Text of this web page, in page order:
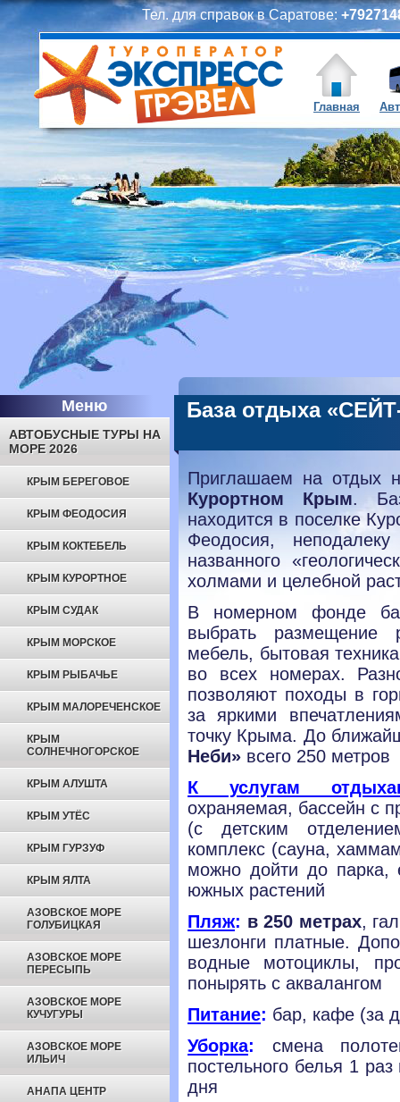
Тел. для справок в Саратове:
Главная
Меню
АВТОБУСНЫЕ ТУРЫ НА
МОРЕ 2026
КРЫМ БЕРЕГОВОЕ
КРЫМ ФЕОДОСИЯ
КРЫМ КОКТЕБЕЛЬ
КРЫМ КУРОРТНОЕ
КРЫМ СУДАК
КРЫМ МОРСКОЕ
КРЫМ РЫБАЧЬЕ
КРЫМ МАЛОРЕЧЕНСКОЕ
КРЫМ
СОЛНЕЧНОГОРСКОЕ
КРЫМ АЛУШТА
КРЫМ УТЁС
КРЫМ ГУРЗУФ
КРЫМ ЯЛТА
АЗОВСКОЕ МОРЕ
ГОЛУБИЦКАЯ
АЗОВСКОЕ МОРЕ
ПЕРЕСЫПЬ
АЗОВСКОЕ МОРЕ
КУЧУГУРЫ
АЗОВСКОЕ МОРЕ
ИЛЬИЧ
АНАПА ЦЕНТР
База отдыха
Приглашаем на отдых
Курортном Крым.
находится в поселке
Феодосия,
названного
холмами и целебной
В номерном фонде
выбрать размещение
мебель, бытовая
во всех номерах.
позволяют походы в
за яркими
точку Крыма. До
Неби» всего 250 метров
К услугам
охраняемая, бассейн с
(с детским
комплекс (сауна,
можно дойти до парка,
южных растений
Пляж: в 250 метрах,
шезлонги платные.
водные мотоциклы,
понырять с аквалангом
Питание: бар, кафе (за
Уборка:
смена
постельного белья 1
дня